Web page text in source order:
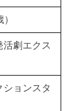
3選①】
活劇エクス
ョンスタ